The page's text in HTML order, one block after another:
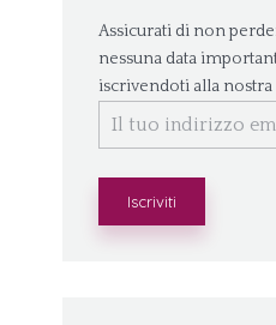
Assicurati di non
nessuna data
iscrivendoti alla